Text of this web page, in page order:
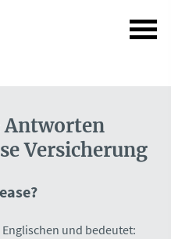
Antworten
Versicherung
und bedeutet: